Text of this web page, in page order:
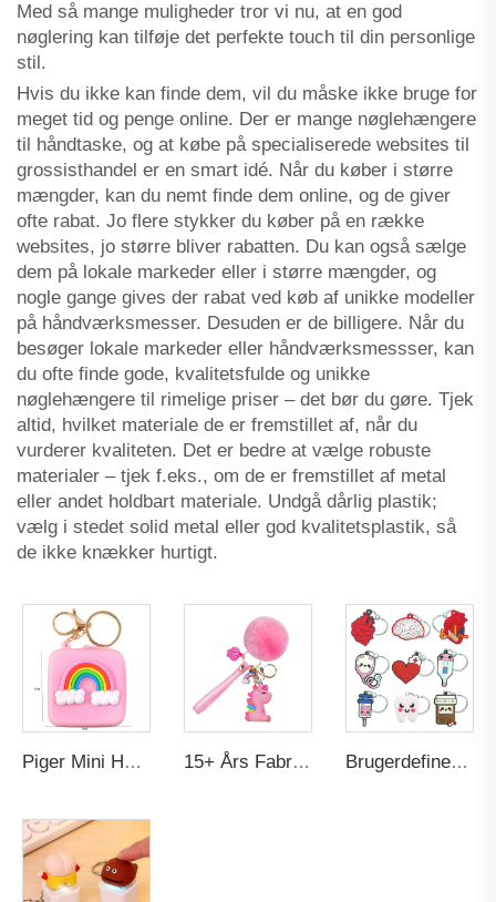
Med så mange muligheder tror vi nu, at en god
nøglering kan tilføje det perfekte touch til din personlige
stil.
Hvis du ikke kan finde dem, vil du måske ikke bruge for
meget tid og penge online. Der er mange nøglehængere
til håndtaske, og at købe på specialiserede websites til
grossisthandel er en smart idé. Når du køber i større
mængder, kan du nemt finde dem online, og de giver
ofte rabat. Jo flere stykker du køber på en række
websites, jo større bliver rabatten. Du kan også sælge
dem på lokale markeder eller i større mængder, og
nogle gange gives der rabat ved køb af unikke modeller
på håndværksmesser. Desuden er de billigere. Når du
besøger lokale markeder eller håndværksmessser, kan
du ofte finde gode, kvalitetsfulde og unikke
nøglehængere til rimelige priser – det bør du gøre. Tjek
altid, hvilket materiale de er fremstillet af, når du
vurderer kvaliteten. Det er bedre at vælge robuste
materialer – tjek f.eks., om de er fremstillet af metal
eller andet holdbart materiale. Undgå dårlig plastik;
vælg i stedet solid metal eller god kvalitetsplastik, så
de ikke knækker hurtigt.
Piger Mini Hovedtelefon Øreproppelys Pose Taske Børnegave Dyr Sjov Myntportemonnæ Cartoon Silikone Gummilås Nøgleringe Tasker Børn 15+ Års Fabrik Engros Reklamegave Enhedsvåben Håndledssnor Joltik Pluder PVC Gummiløs Nøgleholder Nøglehængere til Piger Brugerdefinerede 3D Silikone Brugerdefinerede Bløde PVC Gummiholder Kawaii Sjove Medicin Tegneserie Nøglering Medicinske Sygeplejerske Ugesgave Nøglehængere